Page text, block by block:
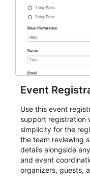
Event
Use this event
support registration
simplicity for the
the team reviewing
details alongside
and event
organizers, guests,